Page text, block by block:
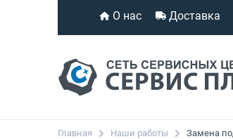
О нас Доставка
Главная Наши работы Замена